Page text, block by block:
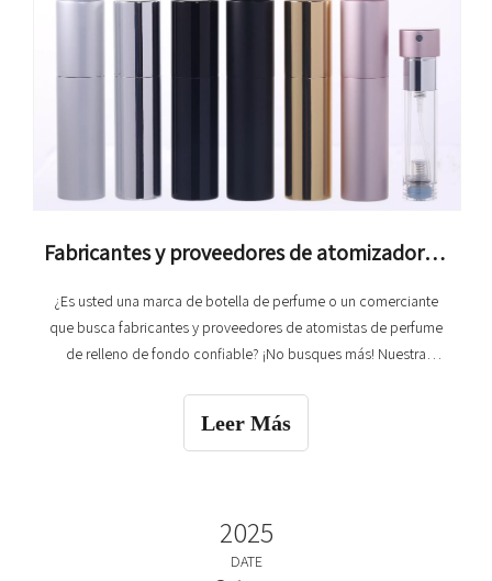
Fabricantes y proveedores de atomizadores de perfume de fondo de fondo
¿Es usted una marca de botella de perfume o un comerciante
que busca fabricantes y proveedores de atomistas de perfume
de relleno de fondo confiable? ¡No busques más! Nuestra
perfume de relleno de fondo de alta calidad. Con más de una
Leer Más
2025
DATE